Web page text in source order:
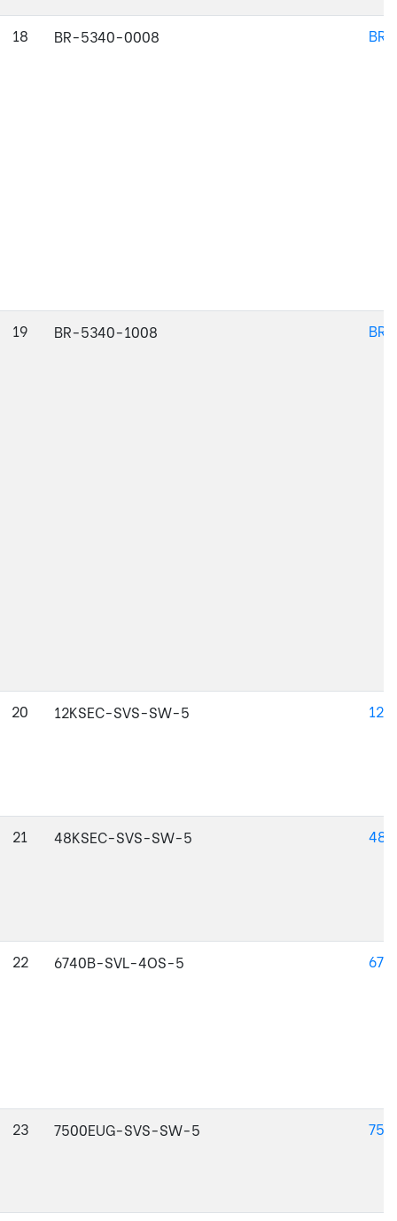
18 BR-5340-0008
19 BR-5340-1008
20 12KSEC-SVS-SW-5
21 48KSEC-SVS-SW-5
22 6740B-SVL-4OS-5
23 7500EUG-SVS-SW-5